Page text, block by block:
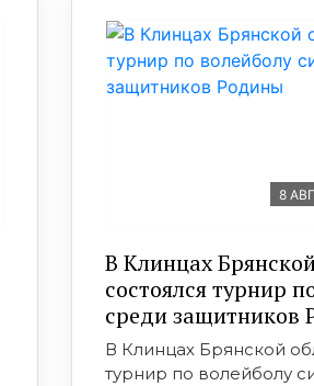
8
В Клинцах
состоялся турнир
среди защитников
В Клинцах Брянской
турнир по волейболу